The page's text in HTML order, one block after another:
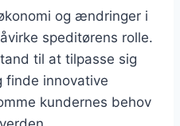
og ændringer i
speditørens rolle.
til at tilpasse sig
finde innovative
kundernes behov